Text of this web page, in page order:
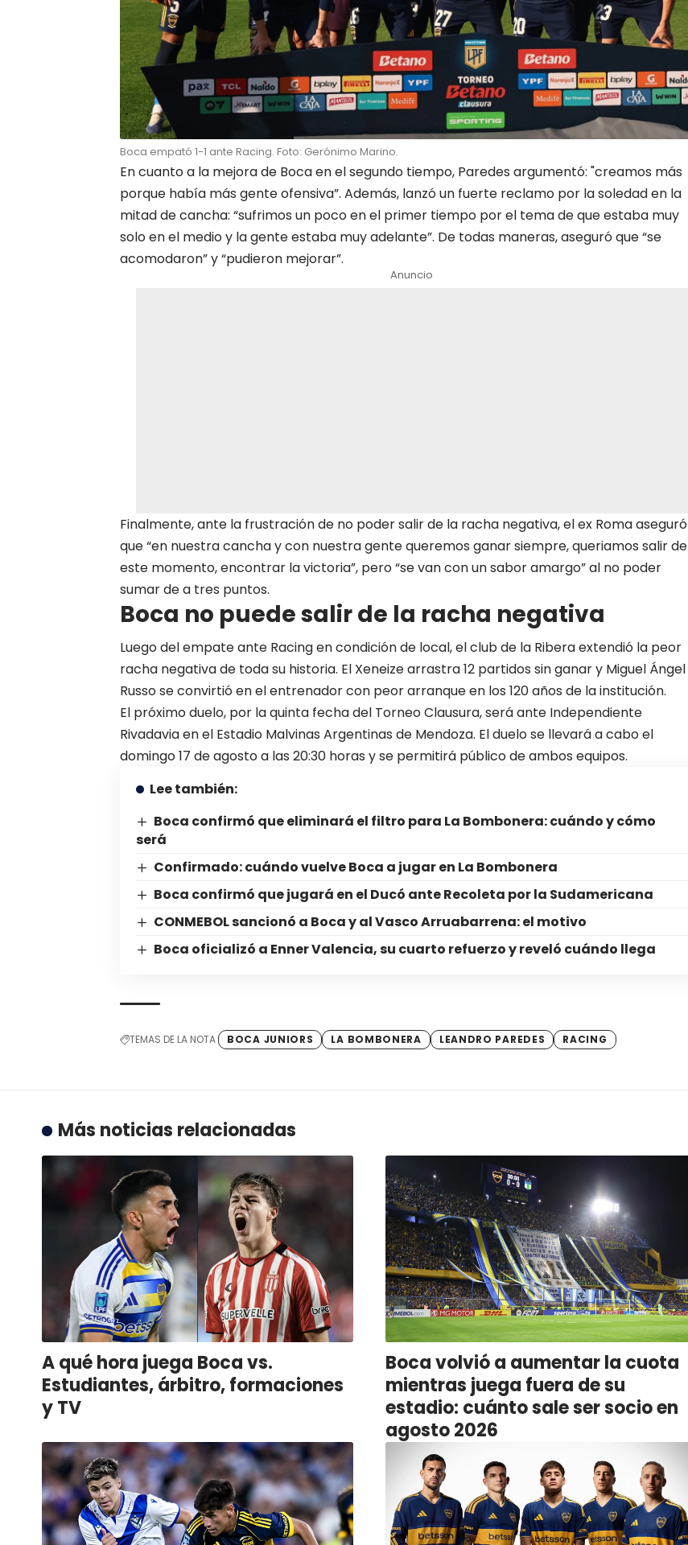
Boca empató 1-1 ante Racing. Foto: Gerónimo Marino.
En cuanto a la mejora de Boca en el segundo tiempo, Paredes argumentó: "creamos más
porque había más gente ofensiva”. Además, lanzó un fuerte reclamo por la soledad en la
mitad de cancha: “sufrimos un poco en el primer tiempo por el tema de que estaba muy
solo en el medio y la gente estaba muy adelante”. De todas maneras, aseguró que “se
acomodaron” y “pudieron mejorar”.
Anuncio
Finalmente, ante la frustración de no poder salir de la racha negativa, elex Romaaseguró
que “en nuestra cancha y con nuestra gente queremos ganar siempre, queriamos salir de
este momento, encontrar la victoria”, pero “se van con un sabor amargo” al no poder
sumar de a tres puntos.
Boca no puede salir de la racha negativa
Luego del empate ante Racing en condición de local, el club de la Ribera extendió la peor
racha negativa de toda su historia. El Xeneize arrastra 12 partidos sin ganar y Miguel Ángel
Russo se convirtió en el entrenador con peor arranque en los 120 años de la institución.
El próximo duelo, por la quinta fecha del Torneo Clausura, será ante Independiente
Rivadavia en el Estadio Malvinas Argentinas de Mendoza. El duelo se llevará a cabo el
domingo 17 de agosto a las 20:30 horas y se permitirá público de ambos equipos.
Lee también:
Boca confirmó que eliminará el filtro para La Bombonera: cuándo y cómo
será
Confirmado: cuándo vuelve Boca a jugar en La Bombonera
Boca confirmó que jugará en el Ducó ante Recoleta por la Sudamericana
CONMEBOL sancionó a Boca y al Vasco Arruabarrena: el motivo
Boca oficializó a Enner Valencia, su cuarto refuerzo y reveló cuándo llega
TEMAS DE LA NOTA BOCA JUNIORS LA BOMBONERA LEANDRO PAREDES RACING
Más noticias relacionadas
A qué hora juega Boca vs.
Estudiantes, árbitro, formaciones
y TV
Boca volvió a aumentar la cuota
mientras juega fuera de su
estadio: cuánto sale ser socio en
agosto 2026